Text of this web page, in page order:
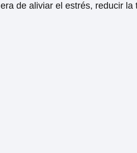
de aliviar el estrés, reducir